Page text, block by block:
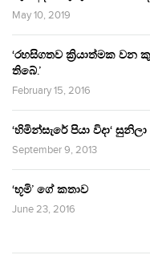
May 10, 2019
‘රහසිගතව ක්‍රියාත්මක වන
තිබේ.’
February 15, 2016
‘හිමින්සැරේ පියා විදා‘
September 9, 2013
‘භූමි’ ගේ කතාව
June 23, 2016